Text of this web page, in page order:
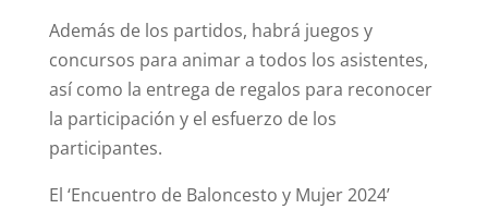
Además de los partidos, habrá juegos y
concursos para animar a todos los asistentes,
así como la entrega de regalos para reconocer
la participación y el esfuerzo de los
participantes.
El ‘Encuentro de Baloncesto y Mujer 2024’